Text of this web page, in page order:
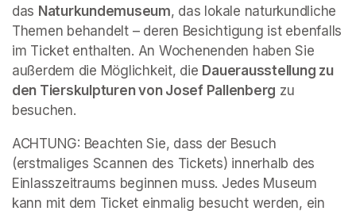
das Naturkundemuseum, das lokale naturkundliche
Themen behandelt – deren Besichtigung ist ebenfalls
im Ticket enthalten. An Wochenenden haben Sie
außerdem die Möglichkeit, die Dauerausstellung zu
den Tierskulpturen von Josef Pallenberg zu
besuchen.
ACHTUNG: Beachten Sie, dass der Besuch
(erstmaliges Scannen des Tickets) innerhalb des
Einlasszeitraums beginnen muss. Jedes Museum
kann mit dem Ticket einmalig besucht werden, ein